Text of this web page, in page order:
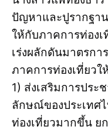
ปัญหาและปูรากฐา
ให้กับภาคการท่องเ
เร่งผลักดันมาตรก
ภาคการท่องเที่ยว
1) ส่งเสริมการปร
ลักษณ์ของประเทศ
ท่องเที่ยวมากขึ้น ย